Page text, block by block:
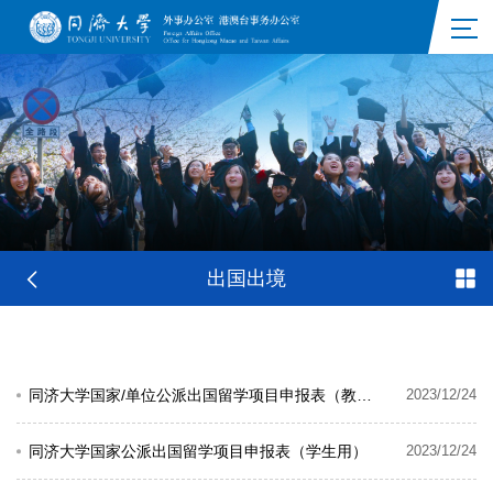
出国出境
2023/12/24
同济大学国家公派出国留学项目申报表（学生用） 2023/12/24